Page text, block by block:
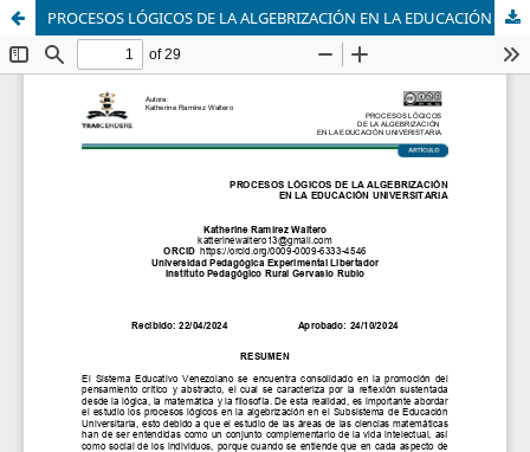
PROCESOS LÓGICOS DE LA ALGEBRIZACIÓN EN LA EDUCACIÓN UNIVERSITARIA